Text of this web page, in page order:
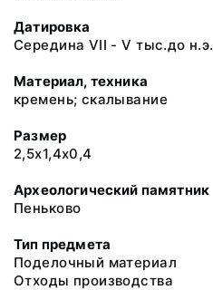
Датировка
Середина VII - V тыс.до н.э.
Материал, техника
кремень; скалывание
Размер
2,5х1,4х0,4
Археологический памятник
Пеньково
Тип предмета
Поделочный материал
Отходы производства